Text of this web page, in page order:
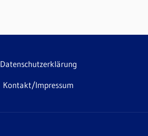
Datenschutzerklärung
Kontakt/Impressum